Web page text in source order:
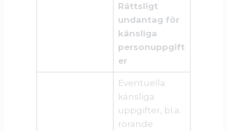
Rättsligt
undantag för
känsliga
personuppgift
er
Eventuella
känsliga
uppgifter, bl.a.
rörande